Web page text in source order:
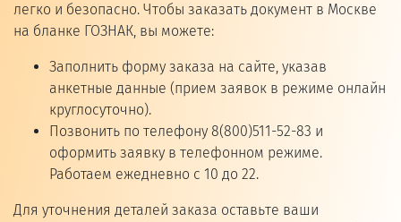
легко и безопасно. Чтобы заказать документ в Москве
на бланке ГОЗНАК, вы можете:
Заполнить форму заказа на сайте, указав
анкетные данные (прием заявок в режиме онлайн
круглосуточно).
Позвонить по телефону 8(800)511-52-83 и
оформить заявку в телефонном режиме.
Работаем ежедневно с 10 до 22.
Для уточнения деталей заказа оставьте ваши